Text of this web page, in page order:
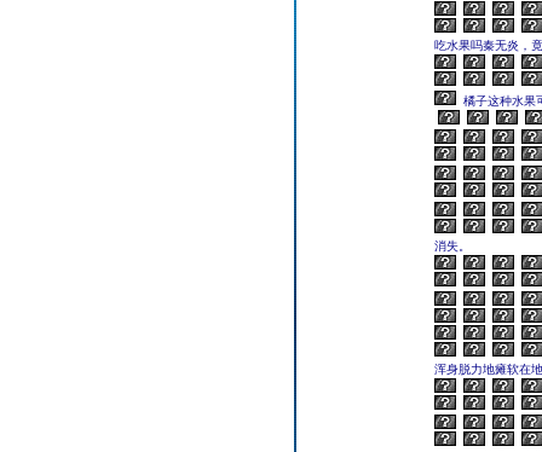
吃水果吗秦无炎，
橘子这种水果
消失。
浑身脱力地瘫软在